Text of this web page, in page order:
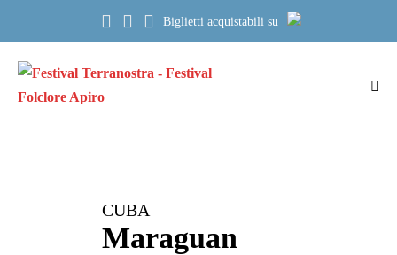
contenuto
Biglietti acquistabili su
CUBA
Maraguan